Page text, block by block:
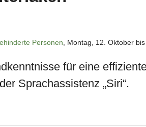
Personen , Montag, 12. Oktober
für eine
Sprachassistenz „Siri“.